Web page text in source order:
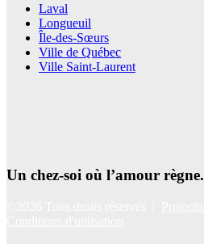
Laval
Longueuil
Île-des-Sœurs
Ville de Québec
Ville Saint-Laurent
Un chez-soi où l’amour règne.